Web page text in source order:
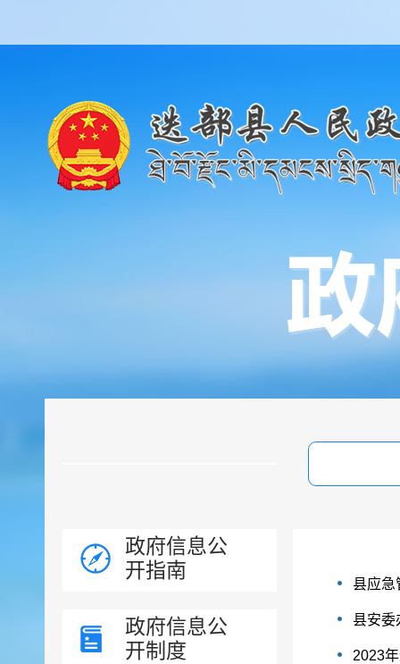
政府信息公
开指南
政府信息公
开制度
县应急
县安委
2023